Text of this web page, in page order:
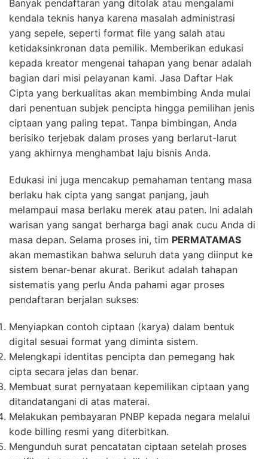
Banyak pendaftaran yang ditolak atau mengalami
kendala teknis hanya karena masalah administrasi
yang sepele, seperti format file yang salah atau
ketidaksinkronan data pemilik. Memberikan edukasi
kepada kreator mengenai tahapan yang benar adalah
bagian dari misi pelayanan kami. Jasa Daftar Hak
Cipta yang berkualitas akan membimbing Anda mulai
dari penentuan subjek pencipta hingga pemilihan jenis
ciptaan yang paling tepat. Tanpa bimbingan, Anda
berisiko terjebak dalam proses yang berlarut-larut
yang akhirnya menghambat laju bisnis Anda.
Edukasi ini juga mencakup pemahaman tentang masa
berlaku hak cipta yang sangat panjang, jauh
melampaui masa berlaku merek atau paten. Ini adalah
warisan yang sangat berharga bagi anak cucu Anda di
masa depan. Selama proses ini, tim PERMATAMAS
akan memastikan bahwa seluruh data yang diinput ke
sistem benar-benar akurat. Berikut adalah tahapan
sistematis yang perlu Anda pahami agar proses
pendaftaran berjalan sukses:
Menyiapkan contoh ciptaan (karya) dalam bentuk
digital sesuai format yang diminta sistem.
Melengkapi identitas pencipta dan pemegang hak
cipta secara jelas dan benar.
Membuat surat pernyataan kepemilikan ciptaan yang
ditandatangani di atas materai.
Melakukan pembayaran PNBP kepada negara melalui
kode billing resmi yang diterbitkan.
Mengunduh surat pencatatan ciptaan setelah proses